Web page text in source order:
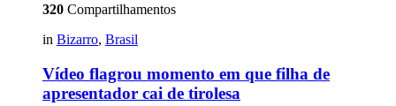
320 Compartilhamentos
in Bizarro, Brasil
Vídeo flagrou momento em que filha de
apresentador cai de tirolesa